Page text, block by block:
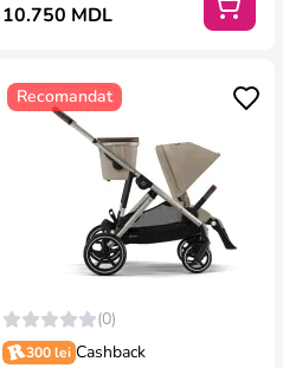
10.750 MDL
Recomandat
(0)
300 lei Cashback